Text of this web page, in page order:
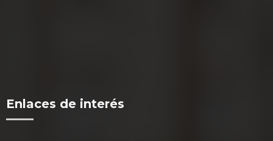
Enlaces de interés